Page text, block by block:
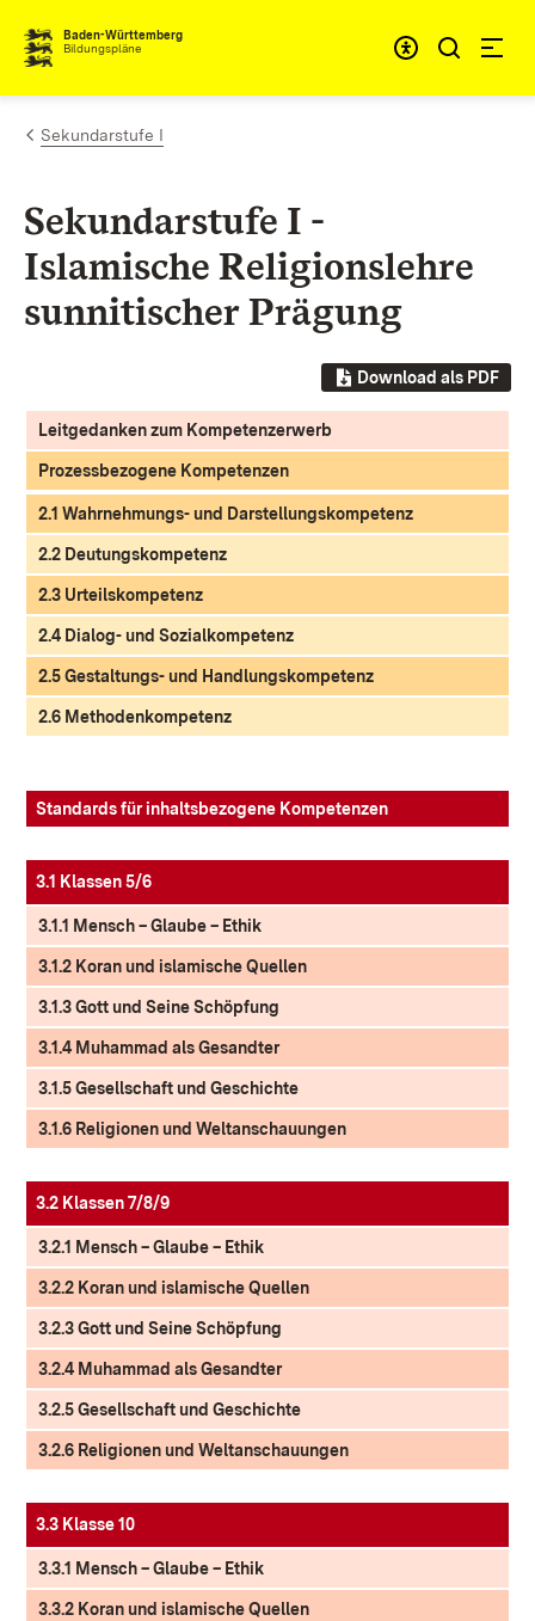
Zum Inhalt springen
Baden-Württemberg
Bildungspläne
Sekundarstufe I
Sekundarstufe I -
Islamische Religionslehre
sunnitischer Prägung
Download als PDF
Leitgedanken zum Kompetenzerwerb
Prozessbezogene Kompetenzen
2.1 Wahrnehmungs- und Darstellungskompetenz
2.2 Deutungskompetenz
2.3 Urteilskompetenz
2.4 Dialog- und Sozialkompetenz
2.5 Gestaltungs- und Handlungskompetenz
2.6 Methodenkompetenz
Standards für inhaltsbezogene Kompetenzen
3.1 Klassen 5/6
3.1.1 Mensch – Glaube – Ethik
3.1.2 Koran und islamische Quellen
3.1.3 Gott und Seine Schöpfung
3.1.4 Muhammad als Gesandter
3.1.5 Gesellschaft und Geschichte
3.1.6 Religionen und Weltanschauungen
3.2 Klassen 7/8/9
3.2.1 Mensch – Glaube – Ethik
3.2.2 Koran und islamische Quellen
3.2.3 Gott und Seine Schöpfung
3.2.4 Muhammad als Gesandter
3.2.5 Gesellschaft und Geschichte
3.2.6 Religionen und Weltanschauungen
3.3 Klasse 10
3.3.1 Mensch – Glaube – Ethik
3.3.2 Koran und islamische Quellen